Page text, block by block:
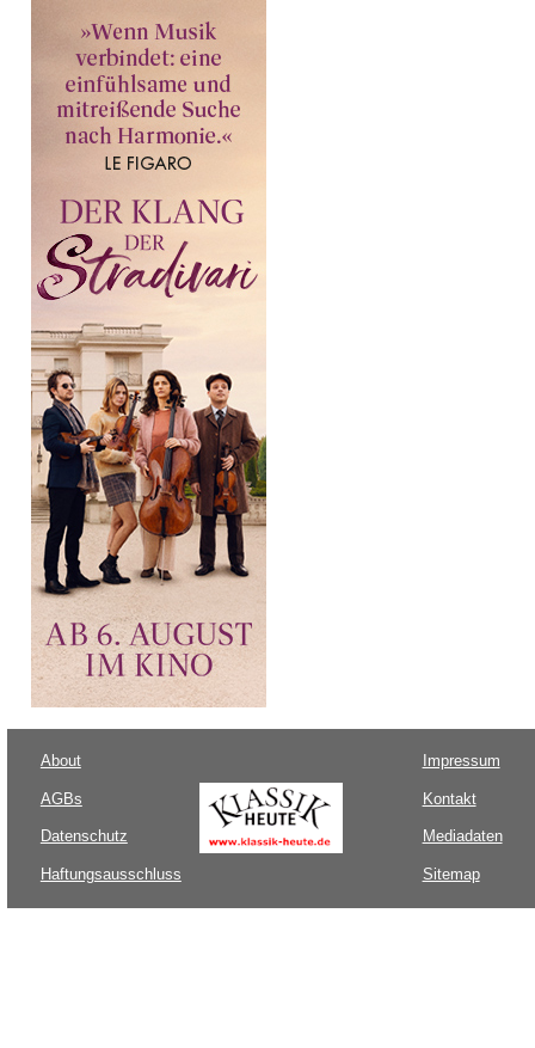
About
AGBs
Datenschutz
Haftungsausschluss
Impressum
Kontakt
Mediadaten
Sitemap